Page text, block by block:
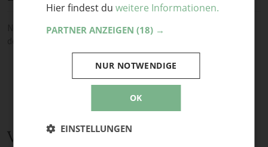
Noch keine Kommentare — sei die Erste oder der Erste und teile
Verwandte Themen
Hier findest du weitere Informationen.
PARTNER ANZEIGEN (18) →
OK
NUR NOTWENDIGE
EINSTELLUNGEN